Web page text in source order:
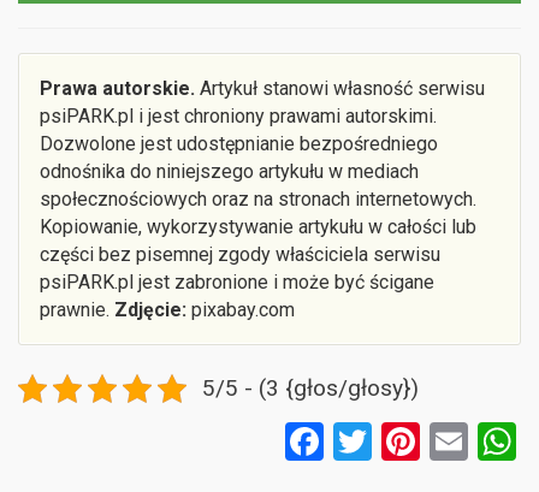
Prawa autorskie. Artykuł stanowi własność serwisu
psiPARK.pl i jest chroniony prawami autorskimi.
Dozwolone jest udostępnianie bezpośredniego
odnośnika do niniejszego artykułu w mediach
społecznościowych oraz na stronach internetowych.
Kopiowanie, wykorzystywanie artykułu w całości lub
części bez pisemnej zgody właściciela serwisu
psiPARK.pl jest zabronione i może być ścigane
prawnie. Zdjęcie: pixabay.com
5/5 - (3 {głos/głosy})
F T Pi E